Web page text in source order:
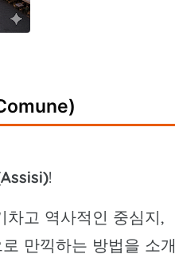
!
고 역사적인 중심지,
만끽하는 방법을 소개